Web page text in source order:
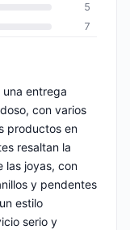
5
7
entrega
con varios
productos en
resaltan la
las joyas, con
y pendentes
estilo
serio y